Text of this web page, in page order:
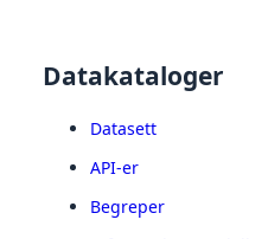
Datakataloger
Datasett
API-er
Begreper